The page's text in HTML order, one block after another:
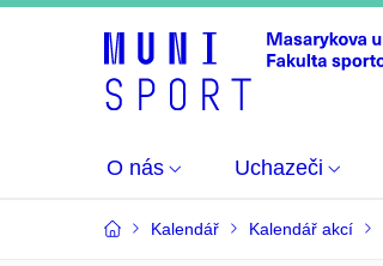
O nás Uchazeči
Kalendář Kalendář akcí